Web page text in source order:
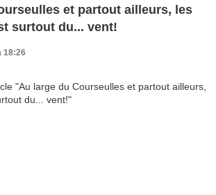
et partout ailleurs, les
surtout du... vent!
18:26